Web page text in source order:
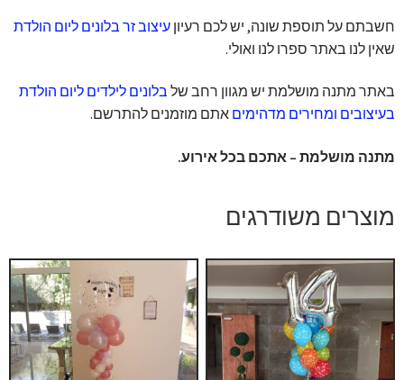
חשבתם על תוספת שונה, יש לכם רעיון עיצוב זר בלונים ליום הולדת
שאין לנו באתר ספרו לנו ואולי.
באתר מתנה מושלמת יש מגוון רחב של בלונים לילדים ליום הולדת
בעיצובים ומחירים מדהימים אתם מוזמנים להתרשם.
מתנה מושלמת – אתכם בכל אירוע.
מוצרים משודרגים